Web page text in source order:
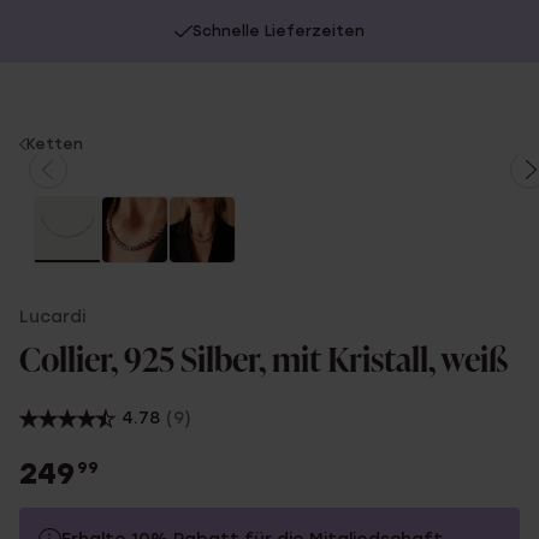
Schnelle Lieferzeiten
You
Ketten
Lucardi
Collier, 925 Silber, mit Kristall, weiß
4.78 (9)
249 99